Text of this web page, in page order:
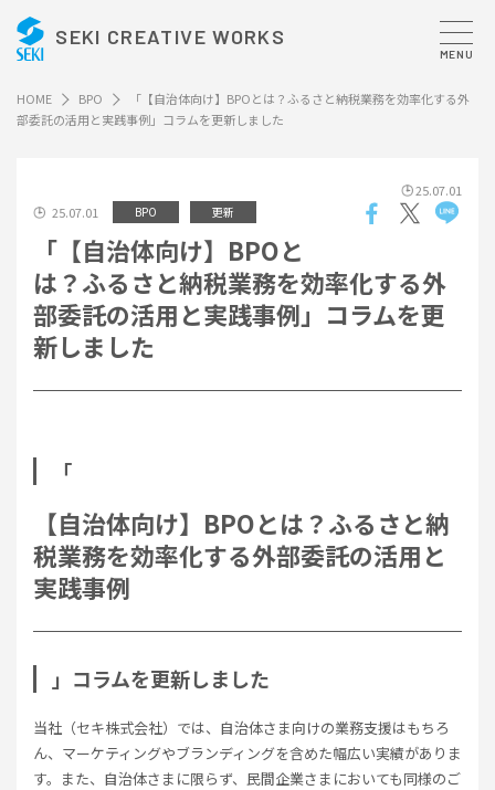
SEKI CREATIVE WORKS
MENU
HOME BPO
「【自治体向け】BPOとは？ふるさと納税業務を効率化する外
部委託の活用と実践事例」コラムを更新しました
25.07.01
25.07.01
BPO 更新
「【自治体向け】BPOと
は？ふるさと納税業務を効率化する外
部委託の活用と実践事例」コラムを更
新しました
「
【自治体向け】BPOとは？ふるさと納
税業務を効率化する外部委託の活用と
実践事例
」コラムを更新しました
当社（セキ株式会社）では、自治体さま向けの業務支援はもちろ
ん、マーケティングやブランディングを含めた幅広い実績がありま
す。また、自治体さまに限らず、民間企業さまにおいても同様のご